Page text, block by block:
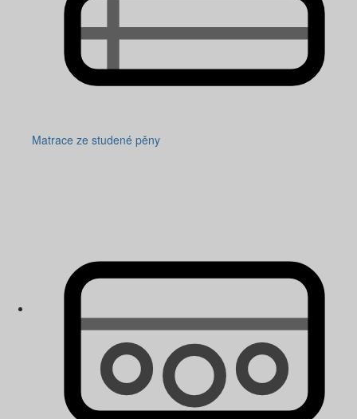
Matrace ze studené pěny